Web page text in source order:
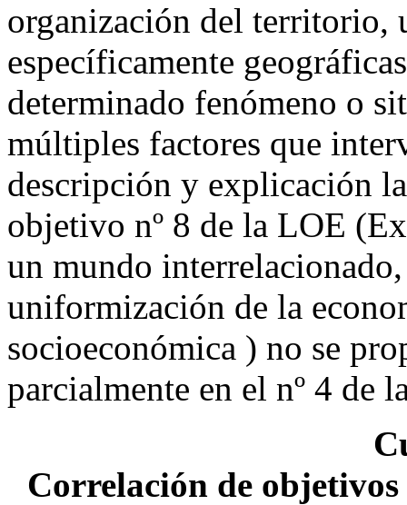
organización del territorio,
específicamente
determinado fenómeno o
múltiples factores que
descripción y explicación
objetivo nº 8 de la LOE
un mundo
uniformización de la
socioeconómica ) no se
parcialmente en el nº 4 de
Correlación de